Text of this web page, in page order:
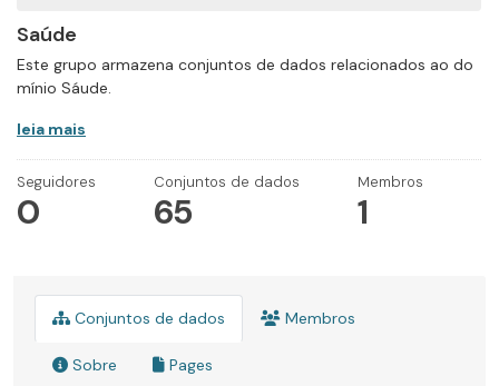
Saúde
Este grupo armazena conjuntos de dados relacionados ao do
mínio Sáude.
leia mais
Seguidores
0
Conjuntos de dados
65
Membros
1
Conjuntos de dados Membros
Sobre Pages